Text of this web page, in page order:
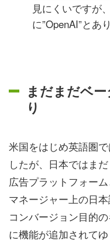
見にくいですが
に”OpenAI”とあ
まだまだベ
り
米国をはじめ英語圏
したが、日本ではま
広告プラットフォー
マネージャー上の日
コンバージョン目的
に機能が追加されて